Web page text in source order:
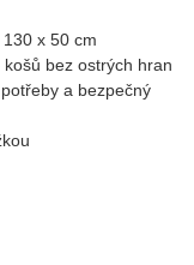
x 50 cm
bez ostrých hran
a bezpečný